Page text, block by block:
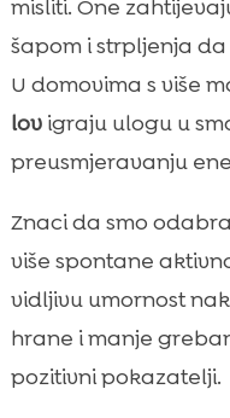
misliti. One
šapom i strpljenja
U domovima s više
lovigraju ulogu u
preusmjeravanju
Znaci da smo
više spontane
vidljivu umornost
hrane i manje
pozitivni pokazatelji.